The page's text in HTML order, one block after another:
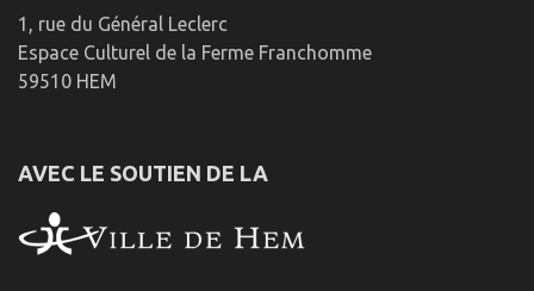
1, rue du Général Leclerc
Espace Culturel de la Ferme Franchomme
59510 HEM
AVEC LE SOUTIEN DE LA